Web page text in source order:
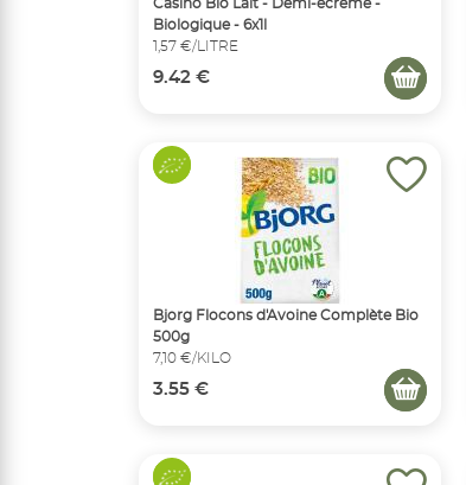
Casino Bio Lait - Demi-écrémé -
Biologique - 6x1l
1,57 €/LITRE
9.42 €
Bjorg Flocons d'Avoine Complète Bio
500g
7,10 €/KILO
3.55 €